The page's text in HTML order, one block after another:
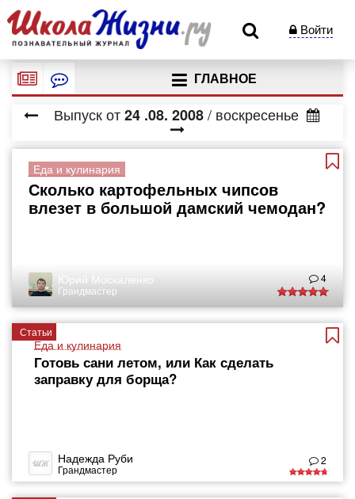
Войти
ГЛАВНОЕ
Выпуск от24 .08. 2008 / воскресенье
Еда и кулинария
Сколько картофельных чипсов
влезет в большой дамский чемодан?
Юрий Москаленко
Грандмастер
4
Статьи
Еда и кулинария
Готовь сани летом, или Как сделать
заправку для борща?
Надежда Руби
Грандмастер
2